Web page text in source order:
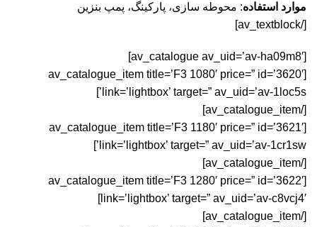
موارد استفاده: محوطه سازی، پارکینگ، پمپ بنزین
[/av_textblock]
[av_catalogue av_uid=’av-ha09m8′]
[av_catalogue_item title=’F3 1080′ price=” id=’3620′
link=’lightbox’ target=” av_uid=’av-1loc5s’]
[/av_catalogue_item]
[av_catalogue_item title=’F3 1180′ price=” id=’3621′
link=’lightbox’ target=” av_uid=’av-1cr1sw’]
[/av_catalogue_item]
[av_catalogue_item title=’F3 1280′ price=” id=’3622′
link=’lightbox’ target=” av_uid=’av-c8vcj4′]
[/av_catalogue_item]